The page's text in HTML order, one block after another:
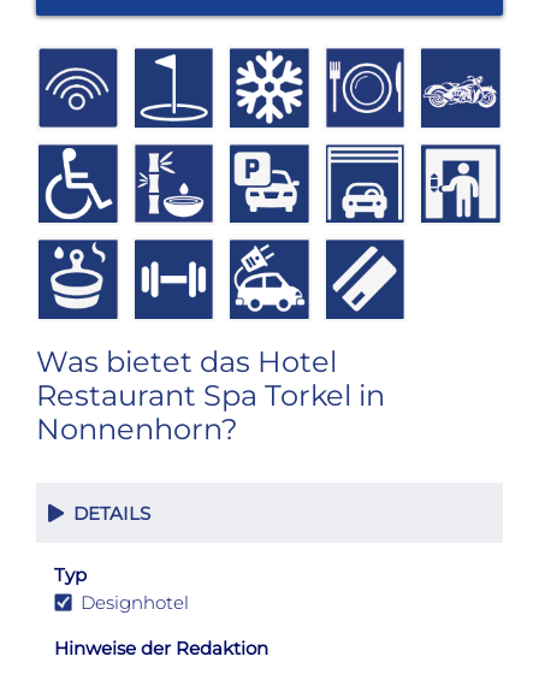
Was bietet das Hotel
Restaurant Spa Torkel in
Nonnenhorn?
DETAILS
Typ
Designhotel
Hinweise der Redaktion